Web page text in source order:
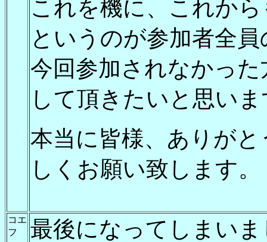
これを機に、これか
というのが参加者全
今回参加されなかっ
して頂きたいと思い
本当に皆様、ありが
しくお願い致します。
コエ
フ
最後になってしまい